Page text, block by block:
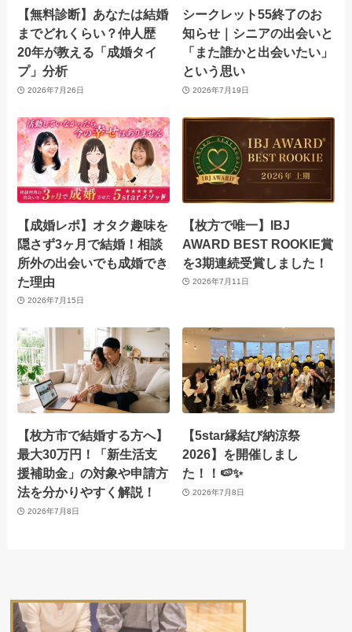
【無料診断】あなたは結婚
までどれくらい？仲人歴
20年が教える「成婚タイ
プ」分析
2026年7月26日
シークレット55終了のお
知らせ｜シニアの出会いと
「また誰かと出会いたい」
という思い
2026年7月19日
【成婚レポ】オタク趣味を
隠さず3ヶ月で結婚！相談
所外の出会いでも成婚でき
た理由
2026年7月15日
【枚方で唯一】IBJ
AWARD BEST ROOKIE賞
を3期連続受賞しました！
2026年7月11日
【枚方市で結婚する方へ】
最大30万円！「新生活支
援補助金」の対象や申請方
法を分かりやすく解説！
2026年7月8日
【5star縁結び納涼祭
2026】を開催しまし
た！！🍉✨
2026年7月8日